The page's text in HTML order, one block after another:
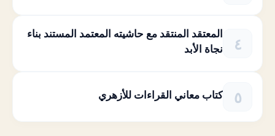
المعتقد المنتقد مع حاشيته المعتمد المستند بناء
نجاة الأبد
كتاب معاني القراءات للأزهري